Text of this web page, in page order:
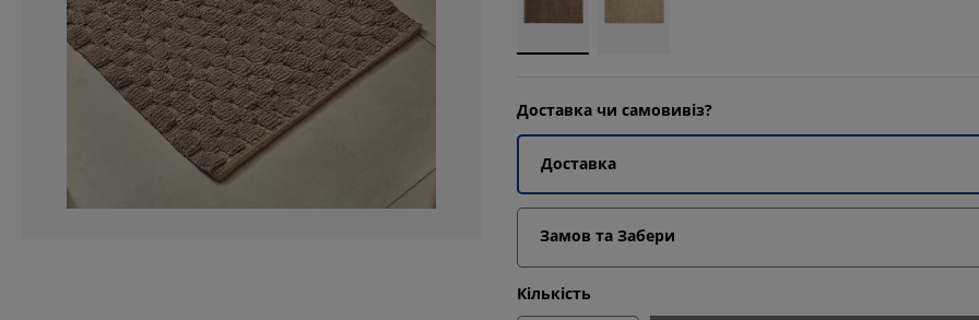
Доставка чи самовивіз?
Доставка
Замов та Забери
Кількість